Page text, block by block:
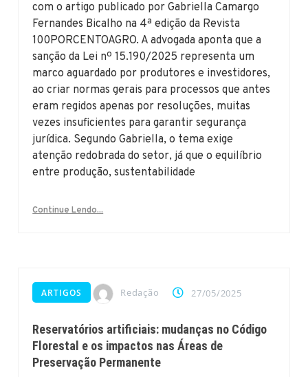
com o artigo publicado por Gabriella Camargo
Fernandes Bicalho na 4ª edição da Revista
100PORCENTOAGRO. A advogada aponta que a
sanção da Lei nº 15.190/2025 representa um
marco aguardado por produtores e investidores,
ao criar normas gerais para processos que antes
eram regidos apenas por resoluções, muitas
vezes insuficientes para garantir segurança
jurídica. Segundo Gabriella, o tema exige
atenção redobrada do setor, já que o equilíbrio
entre produção, sustentabilidade
Continue Lendo...
ARTIGOS Redação 27/05/2025
Reservatórios artificiais: mudanças no Código
Florestal e os impactos nas Áreas de
Preservação Permanente